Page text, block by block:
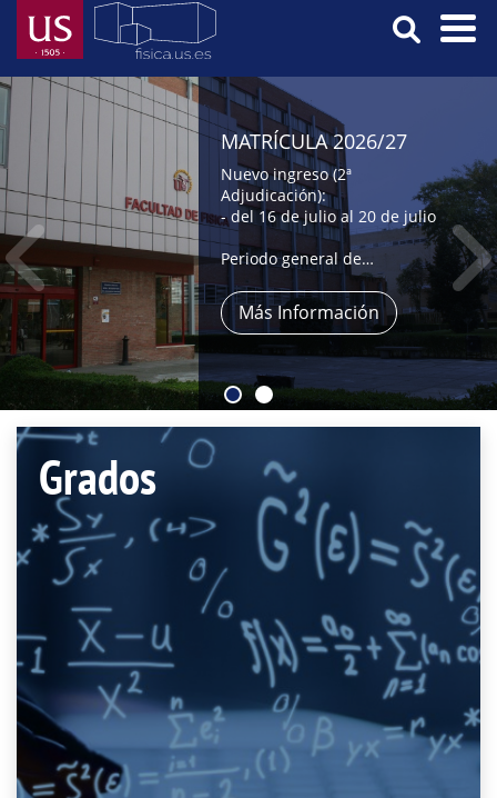
Pasar
contenido
principal
Menú
Principal
MATRÍCULA 2026/27
Nuevo ingreso (2ª
Adjudicación):
- del 16 de julio al 20 de julio
Periodo general de
automatrícula:
- del 9 al 31 de julio,
- y del 1 al 4 de septiembre
Más Información
Grados